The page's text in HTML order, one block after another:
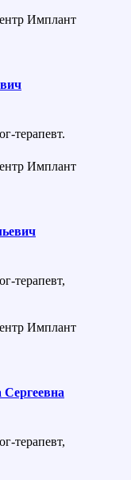
Имплант
терапевт.
Имплант
терапевт,
Имплант
терапевт,